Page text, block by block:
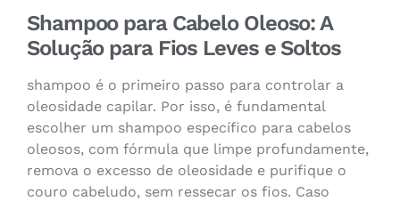
Shampoo para Cabelo Oleoso: A
Solução para Fios Leves e Soltos
shampoo é o primeiro passo para controlar a
oleosidade capilar. Por isso, é fundamental
escolher um shampoo específico para cabelos
oleosos, com fórmula que limpe profundamente,
remova o excesso de oleosidade e purifique o
couro cabeludo, sem ressecar os fios. Caso